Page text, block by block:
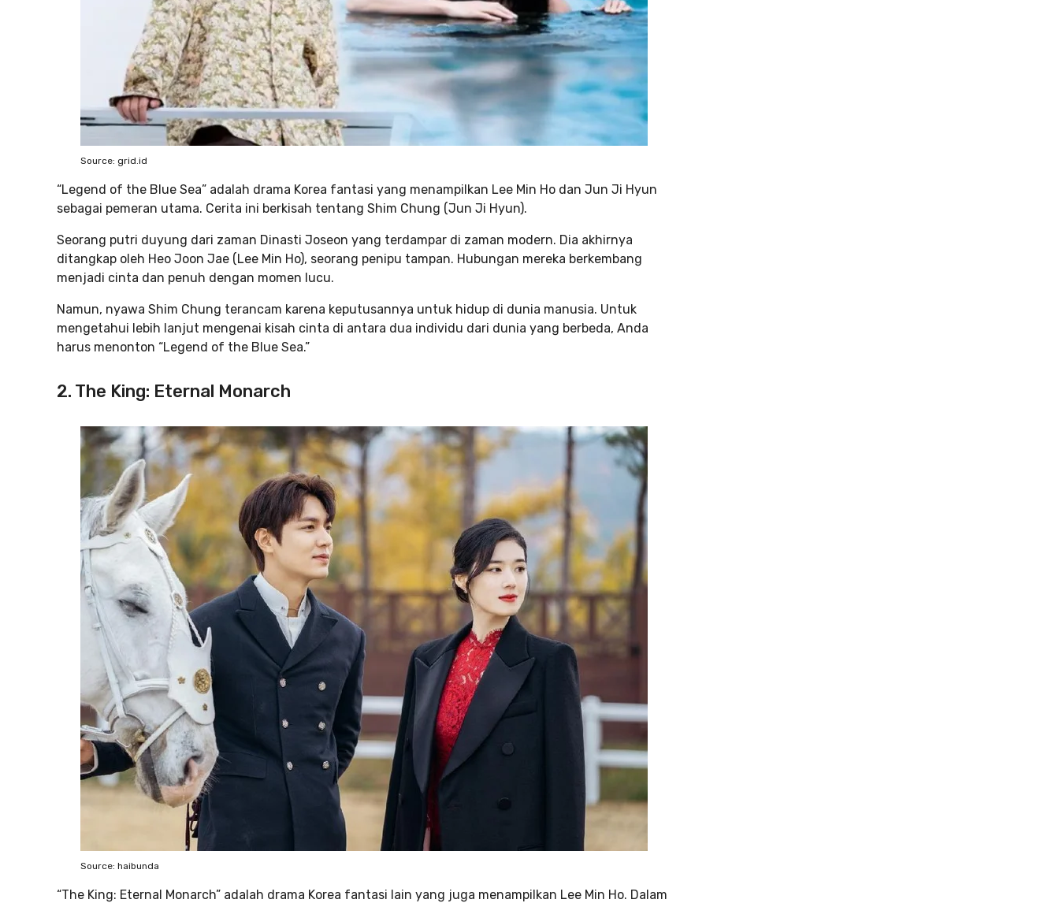
Source: grid.id
“Legend of the Blue Sea” adalah drama Korea fantasi yang menampilkan Lee Min Ho dan Jun Ji Hyun
sebagai pemeran utama. Cerita ini berkisah tentang Shim Chung (Jun Ji Hyun).
Seorang putri duyung dari zaman Dinasti Joseon yang terdampar di zaman modern. Dia akhirnya
ditangkap oleh Heo Joon Jae (Lee Min Ho), seorang penipu tampan. Hubungan mereka berkembang
menjadi cinta dan penuh dengan momen lucu.
Namun, nyawa Shim Chung terancam karena keputusannya untuk hidup di dunia manusia. Untuk
mengetahui lebih lanjut mengenai kisah cinta di antara dua individu dari dunia yang berbeda, Anda
harus menonton “Legend of the Blue Sea.”
2. The King: Eternal Monarch
Source: haibunda
“The King: Eternal Monarch” adalah drama Korea fantasi lain yang juga menampilkan Lee Min Ho. Dalam